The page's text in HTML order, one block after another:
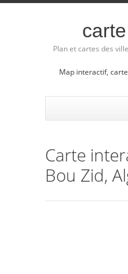
Map interactif,
Carte
Bou Zid,